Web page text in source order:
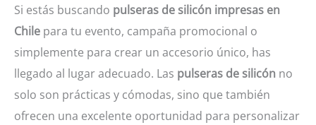
Si estás buscando pulseras de silicón impresas en
Chile para tu evento, campaña promocional o
simplemente para crear un accesorio único, has
llegado al lugar adecuado. Las pulseras de silicón no
solo son prácticas y cómodas, sino que también
ofrecen una excelente oportunidad para personalizar